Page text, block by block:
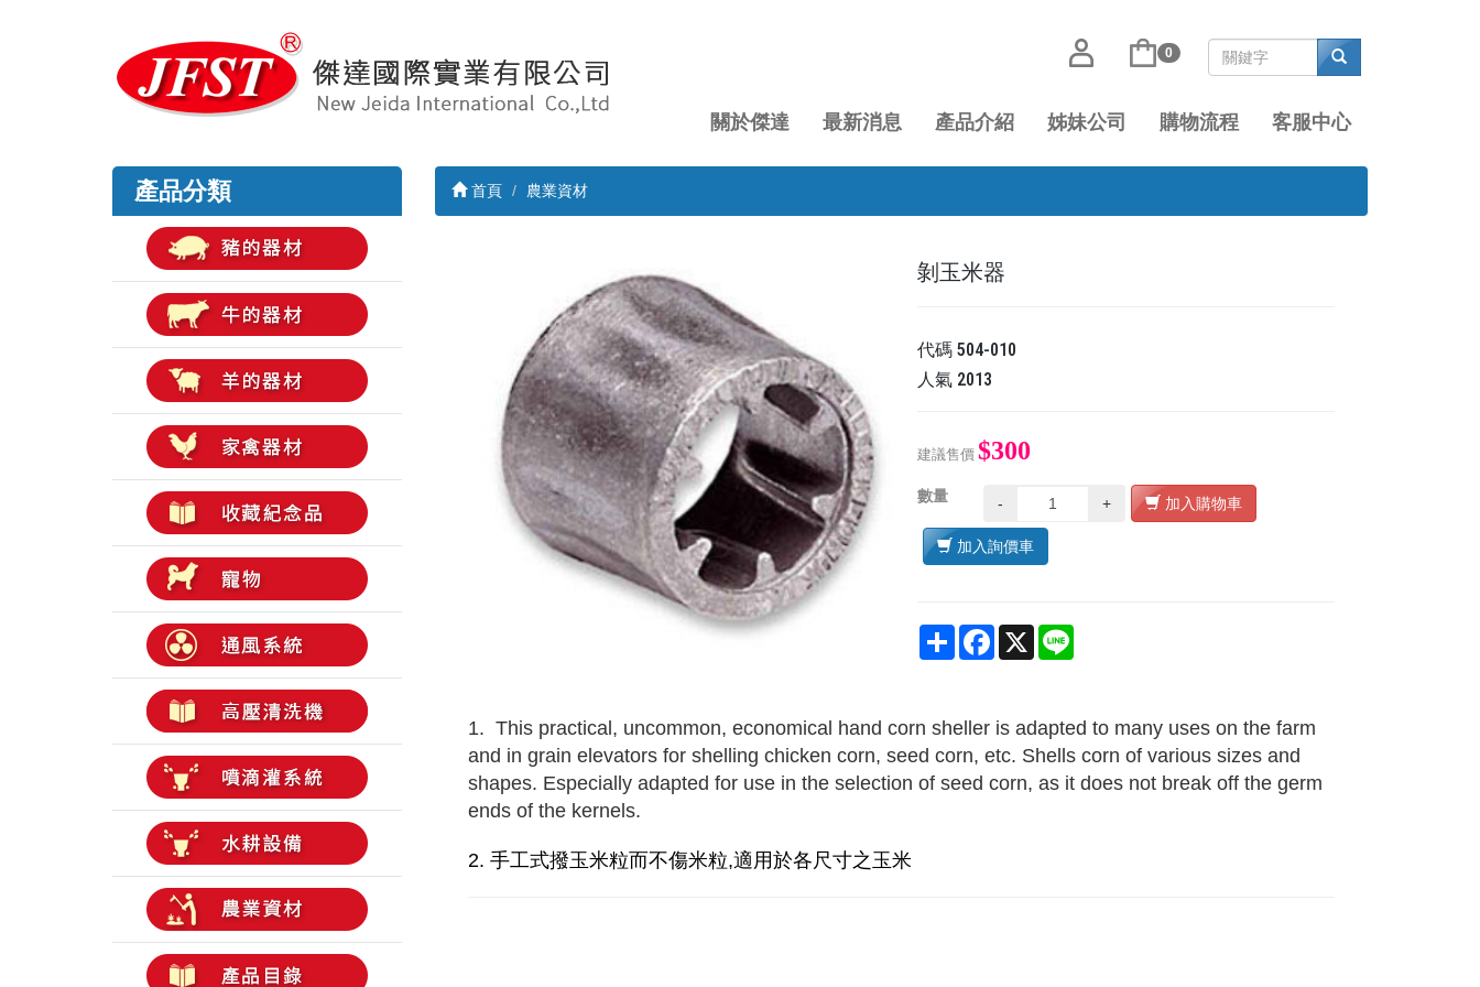
0
關於傑達 最新消息 產品介紹 姊妹公司 購物流程 客服中心
產品分類 首頁 農業資材
剝玉米器
代碼504-010
人氣 2013
建議售價 $300
數量 - + 加入購物車
加入詢價車
Share Facebook
X
1. This practical, uncommon, economical hand corn sheller is adapted to many uses on the farm
and in grain elevators for shelling chicken corn, seed corn, etc. Shells corn of various sizes and
shapes. Especially adapted for use in the selection of seed corn, as it does not break off the germ
ends of the kernels.
2. 手工式撥玉米粒而不傷米粒,適用於各尺寸之玉米